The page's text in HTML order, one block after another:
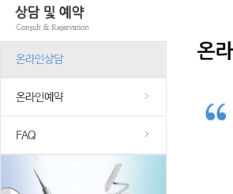
온라인상담
온라인예약
FAQ